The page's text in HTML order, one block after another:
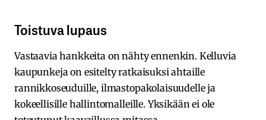
Toistuva lupaus
Vastaavia hankkeita on nähty ennenkin. Kelluvia
kaupunkeja on esitelty ratkaisuksi ahtaille
rannikkoseuduille, ilmastopakolaisuudelle ja
kokeellisille hallintomalleille. Yksikään ei ole